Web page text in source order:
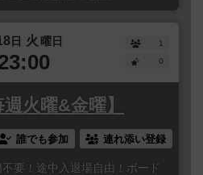
日 火 曜日
1
0
火曜&金曜】
誰でも参加 連れ添い登録
要！途中入退場自由！ボード